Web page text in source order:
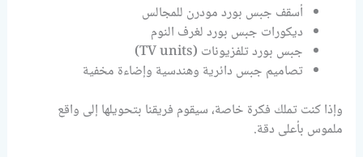
أسقف جبس بورد مودرن للمجالس
ديكورات جبس بورد لغرف النوم
جبس بورد تلفزيونات (TV units)
تصاميم جبس دائرية وهندسية وإضاءة مخفية
وإذا كنت تملك فكرة خاصة، سيقوم فريقنا بتحويلها إلى واقع
ملموس بأعلى دقة.